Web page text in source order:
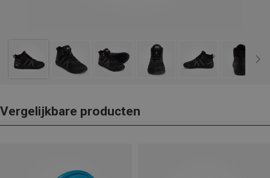
Vergelijkbare producten